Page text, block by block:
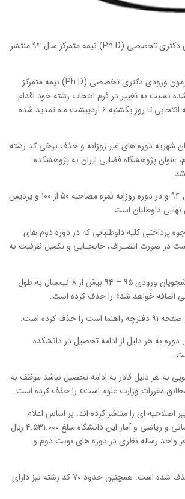
اﺻﻼﺣﺎت دﻓﺘﺮﭼﻪ راﻫﻨﻤﺎی اﻧﺘﺨﺎب رﺷﺘﻪ و رﺷﺘﻪ ﻣﺤﻞ های ﺟﺪﻳﺪ آزﻣﻮن ورودی دﻛﺘﺮی تخصصی (Ph.D) ﻧﻴﻤﻪ ﻣﺘﻤﺮﻛﺰ ﺳﺎل ۹۴ منتشر
به گزارش خبرنگار مهر، آن دﺳﺘﻪ از داوﻃﻠﺒﺎنی ﻛﻪ ﺑﺮاﺳﺎس ﻛﺎرﻧﺎﻣﻪ ﻧﺘﺎﻳﺞ اوﻟﻴﻪ آزﻣﻮن ورودی دﻛﺘﺮی تخصصی (Ph.D) ﻧﻴﻤﻪ ﻣﺘﻤﺮﻛﺰ
شده نسبت به تغییر در فرم انتخاب رشته خود اقدام
کنند. مهلت انتخاب رشته در این دوره از آزمون برای انتخاب حداکثر ۵۰ کدرشته انتخابی تا روز یکشنبه ۶ اردیبشت ماه تمدید شده
شهریه دوره های غیر روزانه و حذف برخی کد رشته
ﭘﮋوﻫﺸﮕﺎه ﻓﻀﺎیی اﻳﺮان ﺑﻪ ﭘﮋوﻫﺸﻜﺪه
ﺣﺪﻧﺼﺎب ﭘﺬﻳﺮش ﻧﻬﺎیی ﺟﻬﺖ داﻧﺸﺠﻮﻳﺎن دانشگاه تهران در ﻣﻘﻄﻊ دﻛﺘﺮی سال ۹۴ و در دوره روزانه ﻧﻤﺮه ﻣﺼﺎﺣﺒﻪ ۵۰ از ۱۰۰ و ﭘﺮدﻳﺲ
ﭘﺮداختی کلیه داوﻃﻠﺒﺎنی ﻛﻪ در دوره دوم ﻫﺎی
در صورت اﻧﺼـﺮاف، ﺟﺎﺑﺠـﺎیی و ﺗﻜﻤﻴﻞ ﻇﺮﻓﻴﺖ ﺑﻪ
دانشگاه شاهرود نیز توضیحات مبنی بر «در ﺻﻮرتی ﻛﻪ ﻣﺪت زﻣﺎن ﺗﺤﺼﻴﻞ داﻧﺸﺠﻮﻳﺎن ورودی ۹۵ – ۹۴ بیش از ۸ نیمسال ﺑﻪ ﻃﻮل
ﺑﻪ ﻫﺮ دﻟﻴﻞ از اداﻣﻪ ﺗﺤﺼﻴﻞ در داﻧﺸﻜﺪه
ﺑﻪ ﻫﺮ دﻟﻴﻞ قادر به اداﻣﻪ ﺗﺤﺼﻴﻞ نباشد موﻇﻒ به
مقررات وزارت علوم است» را حذف کرده است.
اصلاحیه ای را منتشر کرده اند. بر اساس اعلام
دانشگاه پیام نور ﺷﻬﺮﻳﻪ ﻣﺘﻐﻴﺮ ﻫﺮ واﺣﺪ رساله ﻧﻈﺮی در ﮔﺮوه آﻣﻮزشی علوم انسانی و رﻳﺎضی و آمار این داﻧﺸﮕﺎه مبلغ ۴.۵۳۱.۰۰۰ ريال
واﺣﺪ رﺳﺎﻟﻪ ﻧﻈﺮی در دوره های ﻧﻮﺑﺖ دوم و
تاکنون ۴۷ کدرشته محل به مجموعه دفترچه اضافه و چهار کدرشته محل نیز حذف شده است. همچنین حدود ۷۰ کد رشته نیز دارای